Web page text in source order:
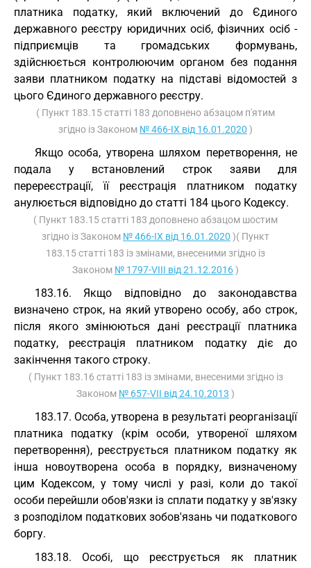
платника податку, який включений до Єдиного
державного реєстру юридичних осіб, фізичних осіб -
підприємців та громадських формувань,
здійснюється контролюючим органом без подання
заяви платником податку на підставі відомостей з
цього Єдиного державного реєстру.
( Пункт 183.15 статті 183 доповнено абзацом п'ятим
згідно із Законом № 466-IX від 16.01.2020 )
Якщо особа, утворена шляхом перетворення, не
подала у встановлений строк заяви для
перереєстрації, її реєстрація платником податку
анулюється відповідно до статті 184 цього Кодексу.
( Пункт 183.15 статті 183 доповнено абзацом шостим
згідно із Законом № 466-IX від 16.01.2020 )( Пункт
183.15 статті 183 із змінами, внесеними згідно із
Законом № 1797-VIII від 21.12.2016)
183.16. Якщо відповідно до законодавства
визначено строк, на який утворено особу, або строк,
після якого змінюються дані реєстрації платника
податку, реєстрація платником податку діє до
закінчення такого строку.
( Пункт 183.16 статті 183 із змінами, внесеними згідно із
Законом № 657-VII від 24.10.2013 )
183.17. Особа, утворена в результаті реорганізації
платника податку (крім особи, утвореної шляхом
перетворення), реєструється платником податку як
інша новоутворена особа в порядку, визначеному
цим Кодексом, у тому числі у разі, коли до такої
особи перейшли обов'язки із сплати податку у зв'язку
з розподілом податкових зобов'язань чи податкового
боргу.
183.18. Особі, що реєструється як платник